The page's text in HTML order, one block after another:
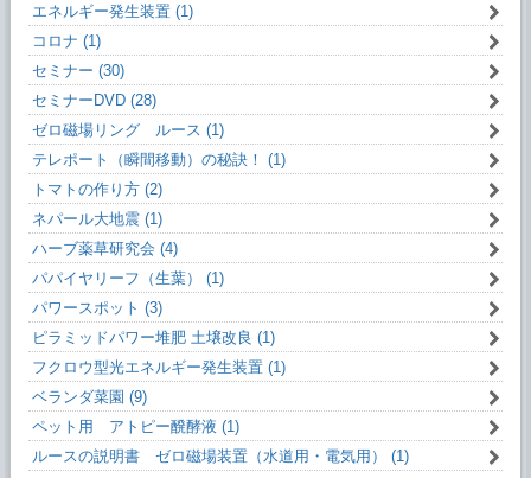
エネルギー発生装置 (1)
コロナ (1)
セミナー (30)
セミナーDVD (28)
ゼロ磁場リング ルース (1)
テレポート（瞬間移動）の秘訣！ (1)
トマトの作り方 (2)
ネパール大地震 (1)
ハーブ薬草研究会 (4)
パパイヤリーフ（生葉） (1)
パワースポット (3)
ピラミッドパワー堆肥 土壌改良 (1)
フクロウ型光エネルギー発生装置 (1)
ベランダ菜園 (9)
ペット用 アトピー醗酵液 (1)
ルースの説明書 ゼロ磁場装置（水道用・電気用） (1)